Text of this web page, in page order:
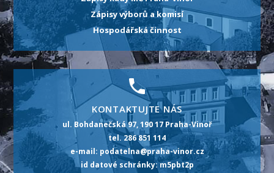
Zápisy výborů a komisí
Hospodářská činnost
KONTAKTUJTE NÁS
ul. Bohdanečská 97, 190 17 Praha-Vinoř
tel. 286 851 114
e-mail: podatelna@praha-vinor.cz
id datové schránky: m5pbt2p